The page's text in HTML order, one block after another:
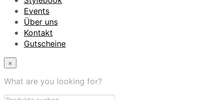
Events
Über uns
Kontakt
Gutscheine
×
What are you looking for?